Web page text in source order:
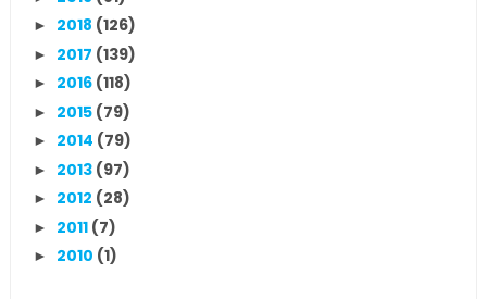
► 2018 (126)
► 2017 (139)
► 2016 (118)
► 2015 (79)
► 2014 (79)
► 2013 (97)
► 2012 (28)
► 2011 (7)
► 2010 (1)